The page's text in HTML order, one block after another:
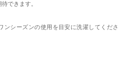
できます。
シーズンの使用を目安に洗濯してくださ